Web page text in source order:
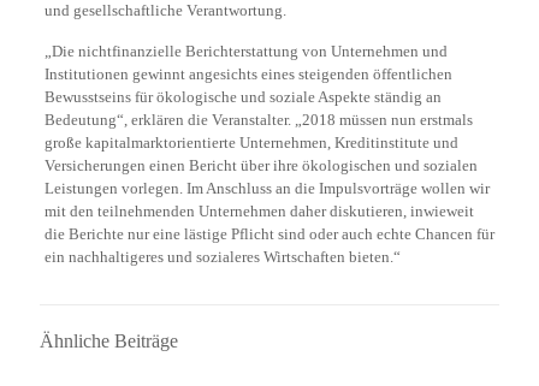
und gesellschaftliche Verantwortung.
„Die nichtfinanzielle Berichterstattung von Unternehmen und
Institutionen gewinnt angesichts eines steigenden öffentlichen
Bewusstseins für ökologische und soziale Aspekte ständig an
Bedeutung“, erklären die Veranstalter. „2018 müssen nun erstmals
große kapitalmarktorientierte Unternehmen, Kreditinstitute und
Versicherungen einen Bericht über ihre ökologischen und sozialen
Leistungen vorlegen. Im Anschluss an die Impulsvorträge wollen wir
mit den teilnehmenden Unternehmen daher diskutieren, inwieweit
die Berichte nur eine lästige Pflicht sind oder auch echte Chancen für
ein nachhaltigeres und sozialeres Wirtschaften bieten.“
Ähnliche Beiträge